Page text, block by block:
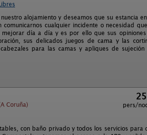
alojamiento y deseamos que su estancia
cualquier incidente o necesidad
día a día y es por ello que sus opiniones
sus delicados juegos de cama y las
para las camas y apliques de sujeción
Coruña)
pers/
con baño privado y todos los servicios para